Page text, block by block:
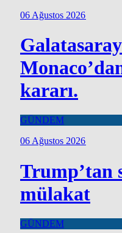
06 Ağustos 2026
kararı.
GÜNDEM
06 Ağustos 2026
Trump’tan
mülakat
GÜNDEM